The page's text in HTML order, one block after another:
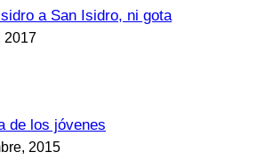
a San Isidro, ni gota
2017
de los jóvenes
2015